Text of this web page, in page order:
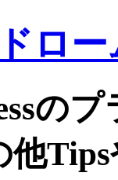
ロー
の
他